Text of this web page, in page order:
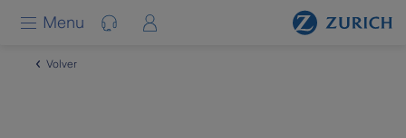
Saltar al contenido principal
Menu
Volver